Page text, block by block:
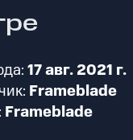
17 авг. 2021 г.
Frameblade
Frameblade